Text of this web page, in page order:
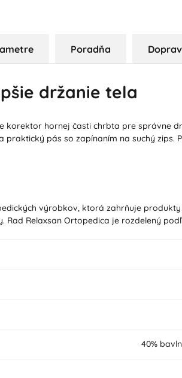
Poradňa
držanie tela
korektor hornej časti chrbta pre správne
praktický pás so zapínaním na suchý
výrobkov, ktorá zahrňuje
Rad Relaxsan Ortopedica je rozdelený
40%